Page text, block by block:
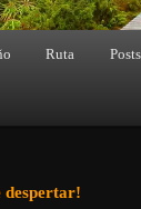
Ruta Posts
despertar!